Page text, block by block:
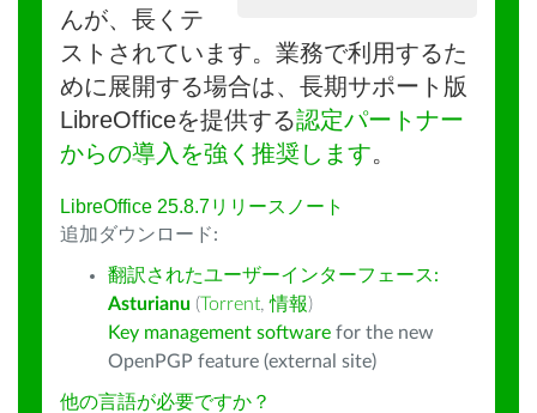
んが、長くテ
ストされています。業務で利用するた
めに展開する場合は、長期サポート版
LibreOfficeを提供する認定パートナー
からの導入を強く推奨します。
LibreOffice 25.8.7リリースノート
追加ダウンロード:
翻訳されたユーザーインターフェース:
Asturianu (Torrent,情報)
Key management software for the new
OpenPGP feature (external site)
他の言語が必要ですか？